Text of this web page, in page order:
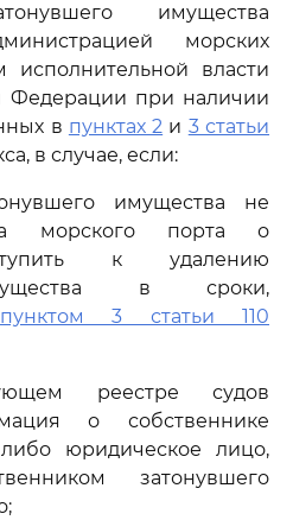
имущества
морских
власти
Федерации при наличии
в пунктах 2 и 3 статьи
в случае, если:
имущества не
морского порта о
к удалению
в сроки,
пунктом 3 статьи 110
реестре судов
о собственнике
юридическое лицо,
затонувшего